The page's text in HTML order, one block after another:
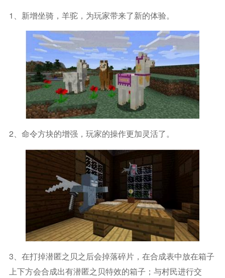
1、新增坐骑，羊驼，为玩家带来了新的体验。
2、命令方块的增强，玩家的操作更加灵活了。
3、在打掉潜匿之贝之后会掉落碎片，在合成表中放在箱子
上下方会合成出有潜匿之贝特效的箱子；与村民进行交